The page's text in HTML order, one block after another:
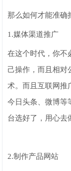
那么如何才能准确
1.媒体渠道推广
在这个时代，你不
己操作，而且相对
术。而且互联网推
今日头条、微博等
台选好了，用心去
2.制作产品网站